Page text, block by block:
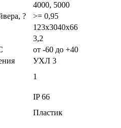
4000, 5000
?
>= 0,95
123x3040x66
3,2
от -60 до +40
УХЛ 3
1
IP 66
Пластик